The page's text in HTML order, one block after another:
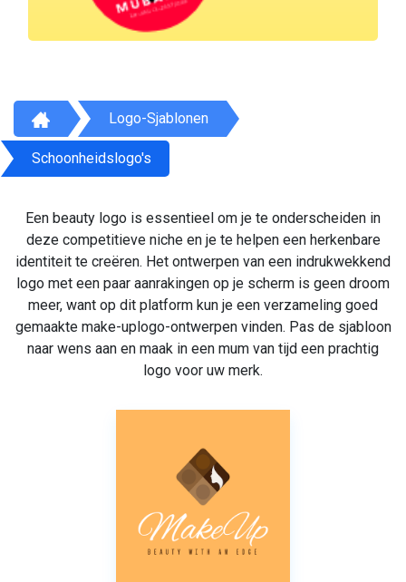
Logo-Sjablonen
Schoonheidslogo's
Een beauty logo is essentieel om je te onderscheiden in
deze competitieve niche en je te helpen een herkenbare
identiteit te creëren. Het ontwerpen van een indrukwekkend
logo met een paar aanrakingen op je scherm is geen droom
meer, want op dit platform kun je een verzameling goed
gemaakte make-uplogo-ontwerpen vinden. Pas de sjabloon
naar wens aan en maak in een mum van tijd een prachtig
logo voor uw merk.